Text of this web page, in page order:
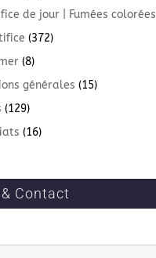
de jour | Fumées colorées
(372)
(8)
générales (15)
(129)
(16)
Contact